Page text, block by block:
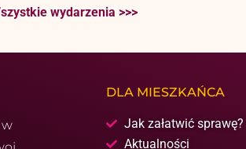
wydarzenia >>>
w
DLA MIESZKAŃCA
Jak załatwić sprawę?
Aktualności